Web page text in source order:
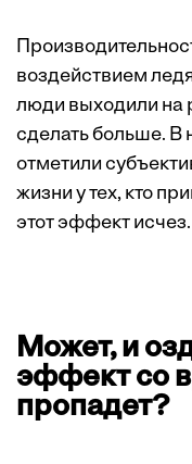
воздействием
люди выходили на
сделать больше. В
отметили
жизни у тех, кто
этот эффект исчез.
Может, и
эффект со
пропадет?